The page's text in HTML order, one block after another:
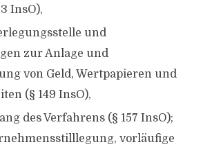
InsO),
und
zur Anlage und
von Geld, Wertpapieren und
(§ 149 InsO),
des Verfahrens (§ 157 InsO);
vorläufige